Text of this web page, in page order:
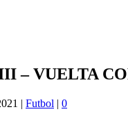
– VUELTA
| Futbol | 0